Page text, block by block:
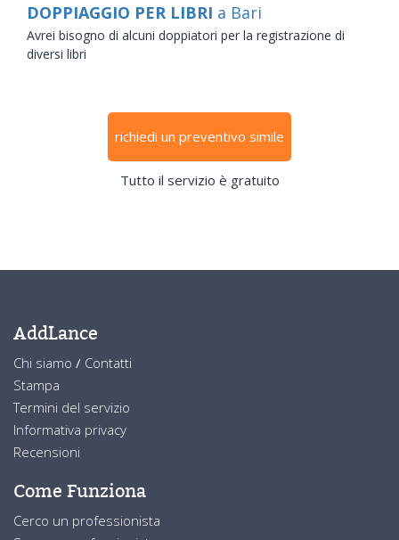
DOPPIAGGIO PER LIBRI a Bari
Avrei bisogno di alcuni doppiatori per la registrazione di
diversi libri
richiedi un preventivo simile
Tutto il servizio è gratuito
AddLance
Chi siamo / Contatti
Stampa
Termini del servizio
Informativa privacy
Recensioni
Come Funziona
Cerco un professionista